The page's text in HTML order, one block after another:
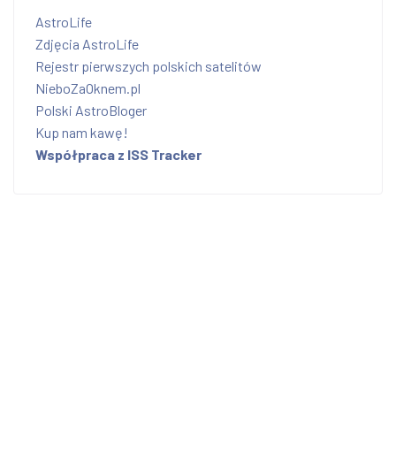
AstroLife
Zdjęcia AstroLife
Rejestr pierwszych polskich satelitów
NieboZaOknem.pl
Polski AstroBloger
Kup nam kawę!
Współpraca z ISS Tracker